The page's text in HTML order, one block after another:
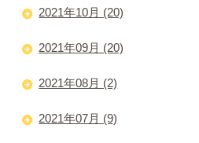
2021年10月 (20)
2021年09月 (20)
2021年08月 (2)
2021年07月 (9)